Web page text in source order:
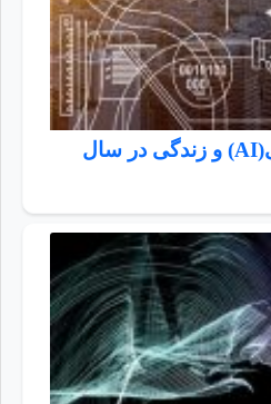
فناوری هوش مصنوعی(AI) و زندگی در سال